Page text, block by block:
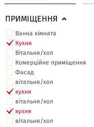
ПРИМІЩЕННЯ
Ванна кімната
Кухня
Вітальня/хол
Комерційне приміщення
Фасад
вітальня/хол
кухня
вітальня/хол
кухня
вітальня/хол